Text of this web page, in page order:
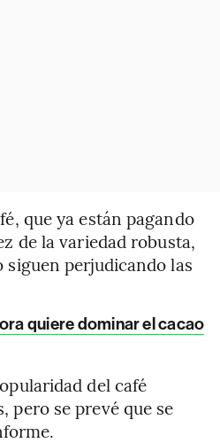
que ya están pagando
de la variedad robusta,
siguen perjudicando las
quiere dominar el cacao
del café
pero se prevé que se